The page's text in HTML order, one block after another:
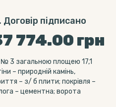
підписано
774.00 грн
№ 3 загальною площею 17,1
– природній камінь,
– з/ б плити; покрівля –
– цементна; ворота